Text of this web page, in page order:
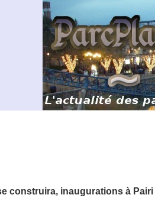
construira, inaugurations à